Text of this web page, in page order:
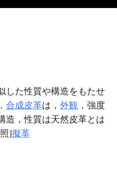
した性質や構造をもたせ
合成皮革は， 外観 ，強度
造，性質は天然皮革とは
]擬革